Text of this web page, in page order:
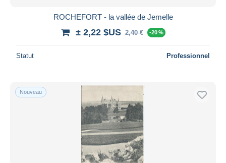
ROCHEFORT - la vallée de Jemelle
± 2,22 $US 2,40 € -20 %
Statut Professionnel
Nouveau